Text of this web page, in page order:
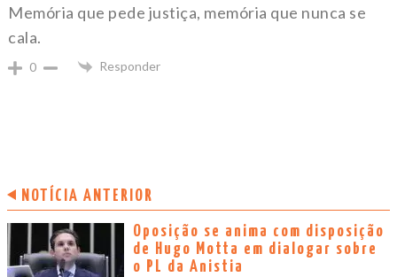
Memória que pede justiça, memória que nunca se
cala.
0 Responder
NOTÍCIA ANTERIOR
Oposição se anima com disposição
de Hugo Motta em dialogar sobre
o PL da Anistia